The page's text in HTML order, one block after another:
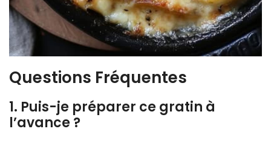
Questions Fréquentes
1. Puis-je préparer ce gratin à
l’avance ?